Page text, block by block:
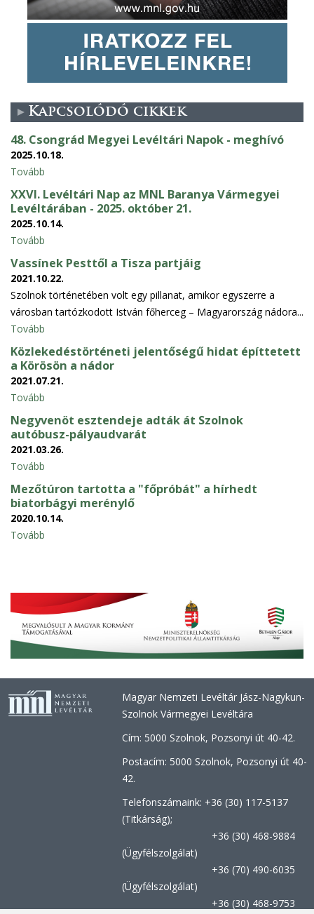
Kapcsolódó cikkek
48. Csongrád Megyei Levéltári Napok - meghívó
2025.10.18.
Tovább
XXVI. Levéltári Nap az MNL Baranya Vármegyei
Levéltárában - 2025. október 21.
2025.10.14.
Tovább
Vassínek Pesttől a Tisza partjáig
2021.10.22.
Szolnok történetében volt egy pillanat, amikor egyszerre a
városban tartózkodott István főherceg – Magyarország nádora...
Tovább
Közlekedéstörténeti jelentőségű hidat építtetett
a Körösön a nádor
2021.07.21.
Tovább
Negyvenöt esztendeje adták át Szolnok
autóbusz-pályaudvarát
2021.03.26.
Tovább
Mezőtúron tartotta a "főpróbát" a hírhedt
biatorbágyi merénylő
2020.10.14.
Tovább
Magyar Nemzeti Levéltár Jász-Nagykun-
Szolnok Vármegyei Levéltára
Cím: 5000 Szolnok, Pozsonyi út 40-42.
Postacím: 5000 Szolnok, Pozsonyi út 40-
42.
Telefonszámaink: +36 (30) 117-5137
(Titkárság);
+36 (30) 468-9884
(Ügyfélszolgálat)
+36 (70) 490-6035
(Ügyfélszolgálat)
+36 (30) 468-9753